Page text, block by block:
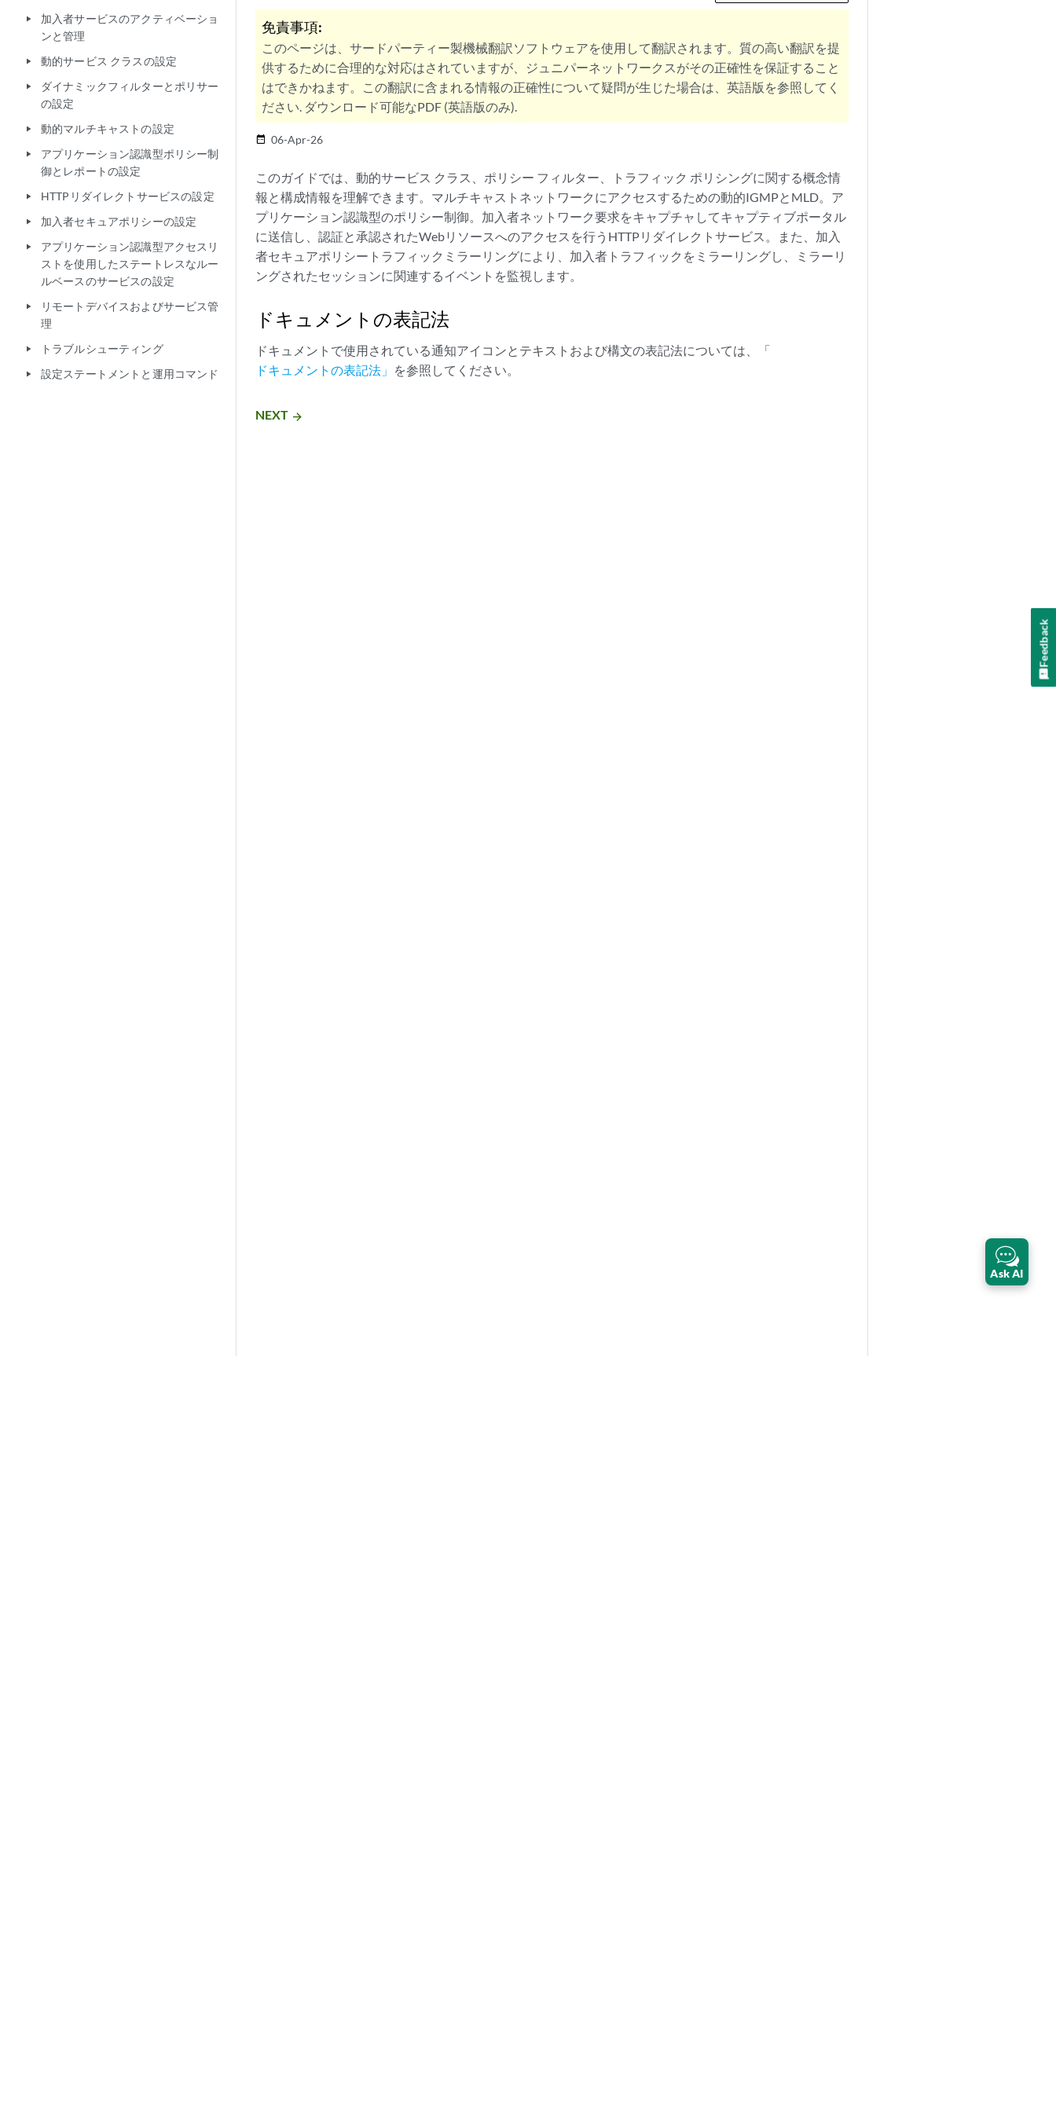
play_arrow
加入者サービスのアクティベーショ
ンと管理
play_arrow 動的サービス クラスの設定
play_arrow
ダイナミックフィルターとポリサー
の設定
play_arrow 動的マルチキャストの設定
play_arrow
アプリケーション認識型ポリシー制
御とレポートの設定
play_arrow HTTPリダイレクトサービスの設定
play_arrow 加入者セキュアポリシーの設定
play_arrow
アプリケーション認識型アクセスリ
ストを使用したステートレスなルー
ルベースのサービスの設定
play_arrow
リモートデバイスおよびサービス管
理
play_arrow トラブルシューティング
play_arrow 設定ステートメントと運用コマンド
免責事項:
このページは、サードパーティー製機械翻訳ソフトウェアを使用して翻訳されます。質の高い翻訳を提
供するために合理的な対応はされていますが、ジュニパーネットワークスがその正確性を保証すること
はできかねます。この翻訳に含まれる情報の正確性について疑問が生じた場合は、英語版を参照してく
ださい. ダウンロード可能なPDF (英語版のみ).
date_range 06-Apr-26
このガイドでは、動的サービス クラス、ポリシー フィルター、トラフィック ポリシングに関する概念情
報と構成情報を理解できます。マルチキャストネットワークにアクセスするための動的IGMPとMLD。ア
プリケーション認識型のポリシー制御。加入者ネットワーク要求をキャプチャしてキャプティブポータル
に送信し、認証と承認されたWebリソースへのアクセスを行うHTTPリダイレクトサービス。また、加入
者セキュアポリシートラフィックミラーリングにより、加入者トラフィックをミラーリングし、ミラーリ
ングされたセッションに関連するイベントを監視します。
ドキュメントの表記法
ドキュメントで使用されている通知アイコンとテキストおよび構文の表記法については、「
ドキュメントの表記法」 を参照してください。
NEXT arrow_forward
Ask AI
Feedback